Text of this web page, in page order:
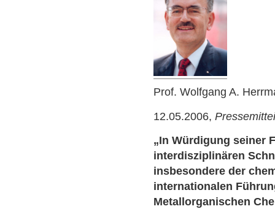
Prof. Wolfgang A.
12.05.2006,
„In Würdigung seiner
interdisziplinären
insbesondere der
internationalen
Metallorganischen